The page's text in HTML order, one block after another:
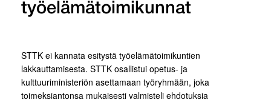
työelämätoimikunnat
STTK ei kannata esitystä työelämätoimikuntien
lakkauttamisesta. STTK osallistui opetus- ja
kulttuuriministeriön asettamaan työryhmään, joka
toimeksiantonsa mukaisesti valmisteli ehdotuksia